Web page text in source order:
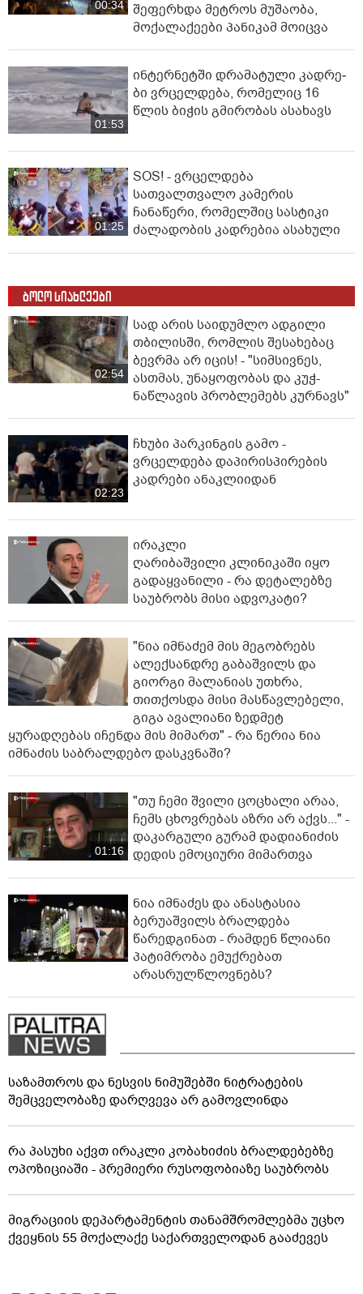
00:34
შეფერხდა მეტროს მუშაობა,
მოქალაქეები პანიკამ მოიცვა
01:53
ინ­ტერ­ნეტ­ში დრა­მა­ტუ­ლი კად­რე­
ბი ვრცელდება, რომელიც 16
წლის ბიჭის გმირობას ასახავს
01:25
SOS! - ვრცელდება
სათვალთვალო კამერის
ჩანაწერი, რომელშიც სასტიკი
ძალადობის კადრებია ასახული
ბოლო სიახლეები
02:54
სად არის საიდუმლო ადგილი
თბილისში, რომლის შესახებაც
ბევრმა არ იცის! - "სიმსივნეს,
ასთმას, უნაყოფობას და კუჭ-
ნაწლავის პრობლემებს კურნავს"
02:23
ჩხუბი პარკინგის გამო -
ვრცელდება დაპირისპირების
კადრები ანაკლიიდან
ირაკლი
ღარიბაშვილი კლინიკაში იყო
გადაყვანილი - რა დეტალებზე
საუბრობს მისი ადვოკატი?
"ნია იმნაძემ მის მეგობრებს
ალექსანდრე გაბაშვილს და
გიორგი მალანიას უთხრა,
თითქოსდა მისი მასწავლებელი,
გიგა ავალიანი ზედმეტ
ყურადღებას იჩენდა მის მიმართ" - რა წერია ნია
იმნაძის საბრალდებო დასკვნაში?
01:16
"თუ ჩემი შვილი ცოცხალი არაა,
ჩემს ცხოვრებას აზრი არ აქვს..." -
დაკარგული გურამ დადიანიძის
დედის ემოციური მიმართვა
ნია იმნაძეს და ანასტასია
ბერუაშვილს ბრალდება
წარედგინათ - რამდენ წლიანი
პატიმრობა ემუქრებათ
არასრულწლოვნებს?
საზამთროს და ნესვის ნიმუშებში ნიტრატების
შემცველობაზე დარღვევა არ გამოვლინდა
რა პასუხი აქვთ ირაკლი კობახიძის ბრალდებებზე
ოპოზიციაში - პრემიერი რუსოფობიაზე საუბრობს
მიგრაციის დეპარტამენტის თანამშრომლებმა უცხო
ქვეყნის 55 მოქალაქე საქართველოდან გააძევეს